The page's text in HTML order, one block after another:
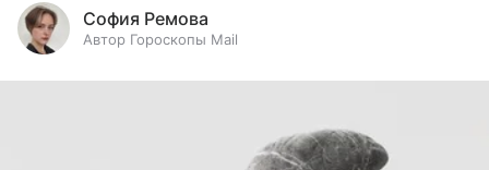
София Ремова
Автор Гороскопы Mail